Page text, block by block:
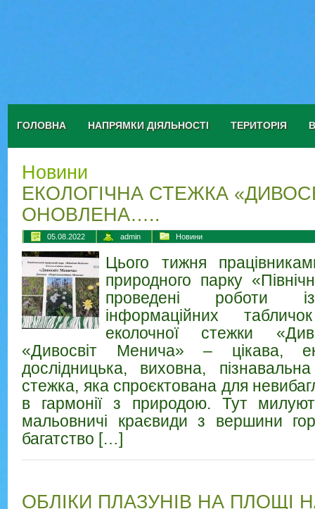
ГОЛОВНА НАПРЯМКИ ДІЯЛЬНОСТІ ТЕРИТОРІЯ
Новини
ЕКОЛОГІЧНА СТЕЖКА
ОНОВЛЕНА…..
05.08.2022 admin Новини
Цього тижня
природного парку
проведені роботи
інформаційних
еколочної стежки
«Дивосвіт Менича» – цікава,
дослідницька, виховна,
стежка, яка спроєктована для
в гармонії з природою. Тут
мальовничі краєвиди з вершини
багатство […]
ОБЛІКИ ПЛАЗУНІВ НА ПЛОЩІ